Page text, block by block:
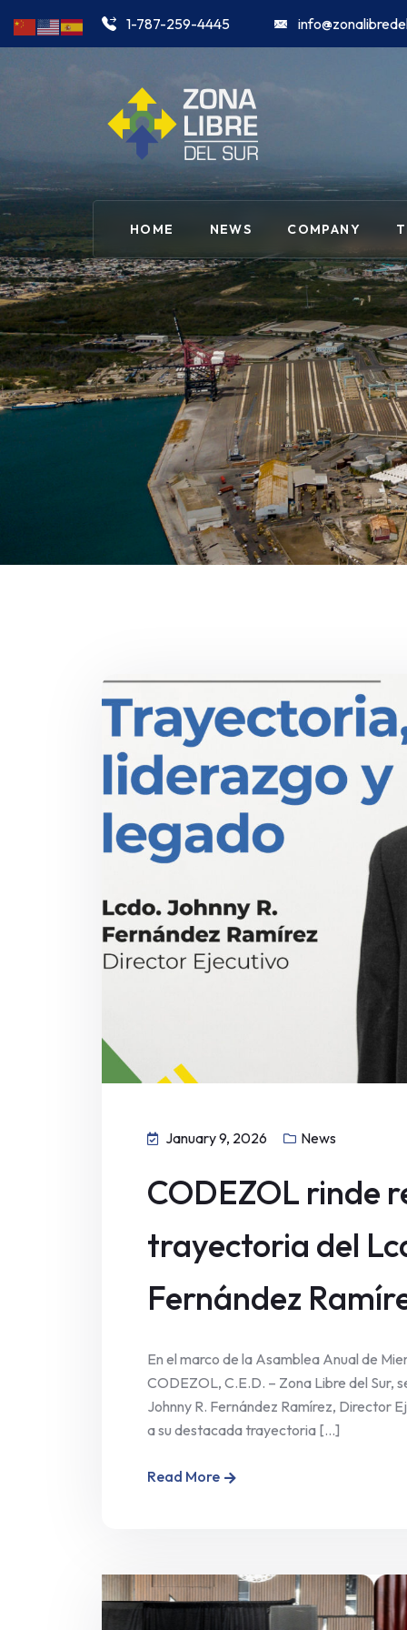
1-787-259-4445
HOME NEWS COMPANY
January 9, 2026 News
CODEZOL rinde
trayectoria del
Fernández
En el marco de la Asamblea Anual de
CODEZOL, C.E.D. – Zona Libre del Sur,
Johnny R. Fernández Ramírez, Director
a su destacada trayectoria [...]
Read More